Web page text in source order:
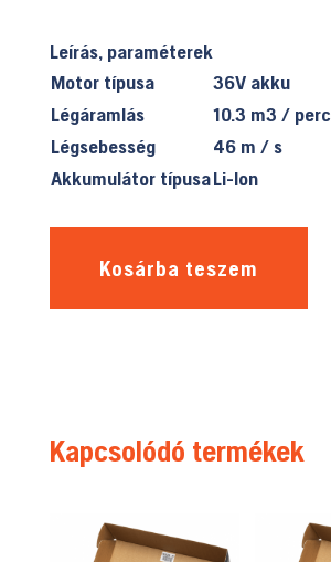
Leírás, paraméterek
Motor típusa
36V akku
Légáramlás
10.3 m3 / perc
Légsebesség
46 m / s
Akkumulátor típusaLi-Ion
Kosárba teszem
Kapcsolódó termékek